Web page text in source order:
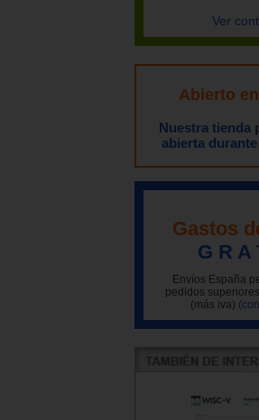
Ver
Abierto
Nuestra tienda
abierta
Gastos
G R A
Envíos España
pedidos
(más iva)